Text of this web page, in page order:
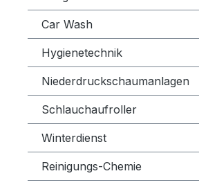
Car Wash
Hygienetechnik
Niederdruckschaumanlagen
Schlauchaufroller
Winterdienst
Reinigungs-Chemie